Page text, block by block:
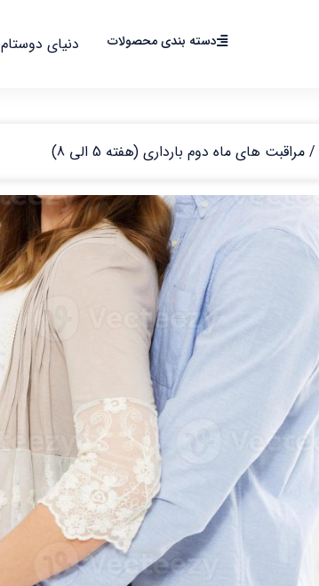
دسته بندی محصولات دنیای دوستام
/ مراقبت های ماه دوم بارداری (هفته 5 الی 8)